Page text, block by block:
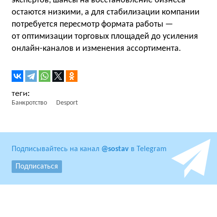
остаются низкими, а для стабилизации компании
потребуется пересмотр формата работы —
от оптимизации торговых площадей до усиления
онлайн-каналов и изменения ассортимента.
Банкротство Desport
Подписывайтесь на канал @sostav в Telegram
Подписаться